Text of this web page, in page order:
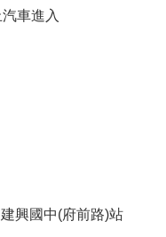
車進入
興國中(府前路)站